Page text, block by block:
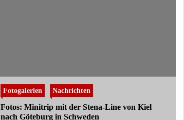
Fotogalerien Nachrichten
Fotos: Minitrip mit der Stena-Line von Kiel
nach Göteburg in Schweden